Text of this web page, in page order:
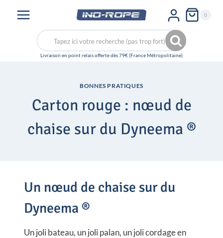
0
Recherche
pour :
Recherche
BONNES PRATIQUES
Carton rouge : nœud de
chaise sur du Dyneema ®
Un nœud de chaise sur du
Dyneema ®
Un joli bateau, un joli palan, un joli cordage en